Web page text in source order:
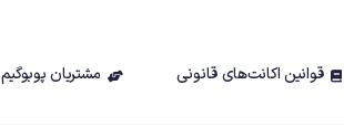
قوانین اکانت‌های قانونی مشتریان پوبوگیم